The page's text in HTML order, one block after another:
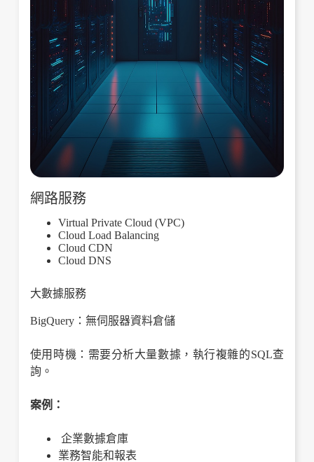
網路服務
Virtual Private Cloud (VPC)
Cloud Load Balancing
Cloud CDN
Cloud DNS
大數據服務
BigQuery：無伺服器資料倉儲
使用時機：需要分析大量數據，執行複雜的SQL查
詢。
案例：
企業數據倉庫
業務智能和報表